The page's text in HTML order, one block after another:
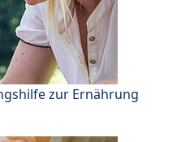
zur Ernährung